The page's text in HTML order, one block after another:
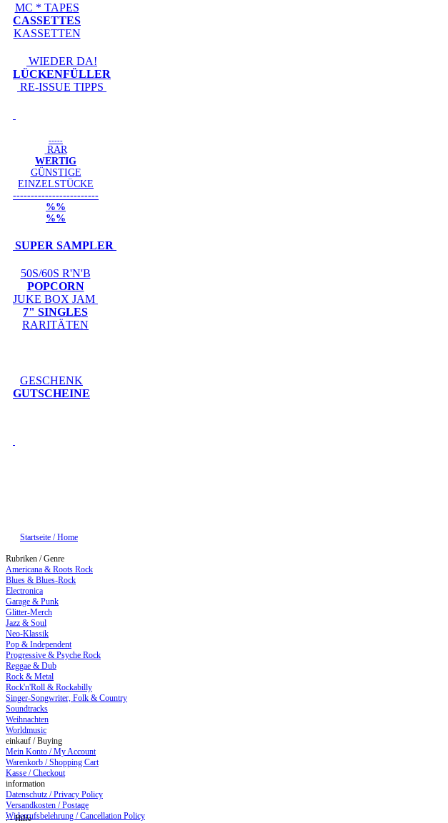
MC * TAPES
CASSETTES
KASSETTEN
WIEDER DA!
LÜCKENFÜLLER
RE-ISSUE TIPPS
-----
RAR
WERTIG
GÜNSTIGE
EINZELSTÜCKE
------------------------
%%
%%
SUPER SAMPLER
50S/60S R'N'B
POPCORN
JUKE BOX JAM
7" SINGLES
RARITÄTEN
GESCHENK
GUTSCHEINE
Startseite / Home
Rubriken / Genre
Americana & Roots Rock
Blues & Blues-Rock
Electronica
Garage & Punk
Glitter-Merch
Jazz & Soul
Neo-Klassik
Pop & Independent
Progressive & Psyche Rock
Reggae & Dub
Rock & Metal
Rock'n'Roll & Rockabilly
Singer-Songwriter, Folk & Country
Soundtracks
Weihnachten
Worldmusic
einkauf / Buying
Mein Konto / My Account
Warenkorb / Shopping Cart
Kasse / Checkout
information
Datenschutz / Privacy Policy
Versandkosten / Postage
Widerrufsbelehrung / Cancellation Policy
: - Hilfe